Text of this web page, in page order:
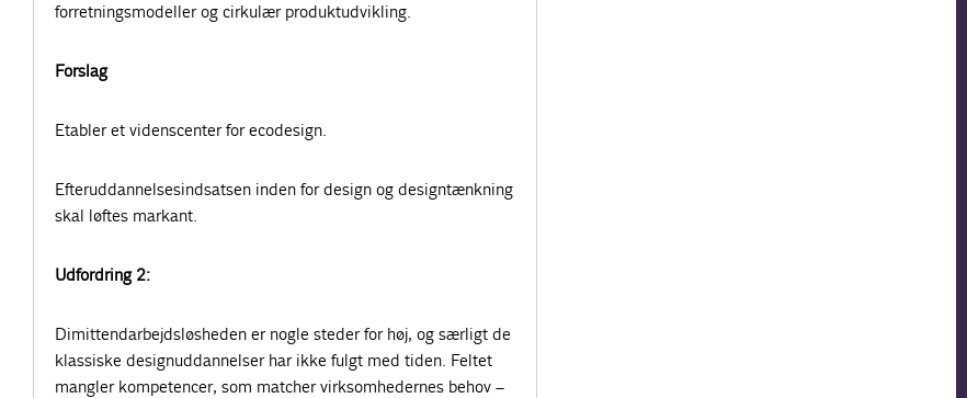
forretningsmodeller og cirkulær produktudvikling.
Forslag
Etabler et videnscenter for ecodesign.
Efteruddannelsesindsatsen inden for design og designtænkning
skal løftes markant.
Udfordring 2:
Dimittendarbejdsløsheden er nogle steder for høj, og særligt de
klassiske designuddannelser har ikke fulgt med tiden. Feltet
mangler kompetencer, som matcher virksomhedernes behov –